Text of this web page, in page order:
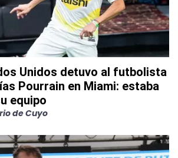
Unidos detuvo al futbolista
Pourrain en Miami: estaba
equipo
de Cuyo